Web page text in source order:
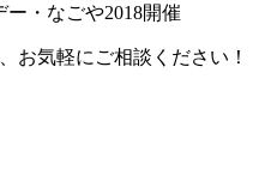
・なごや2018開催
お気軽にご相談ください！